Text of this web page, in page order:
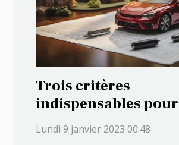
Trois critères
indispensables pour
réussir un crédit auto
Lundi 9 janvier 2023 00:48